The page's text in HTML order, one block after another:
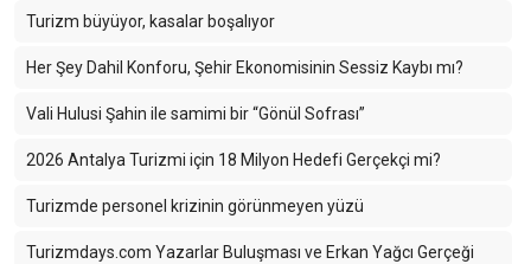
Turizm büyüyor, kasalar boşalıyor
Her Şey Dahil Konforu, Şehir Ekonomisinin Sessiz Kaybı mı?
Vali Hulusi Şahin ile samimi bir “Gönül Sofrası”
2026 Antalya Turizmi için 18 Milyon Hedefi Gerçekçi mi?
Turizmde personel krizinin görünmeyen yüzü
Turizmdays.com Yazarlar Buluşması ve Erkan Yağcı Gerçeği